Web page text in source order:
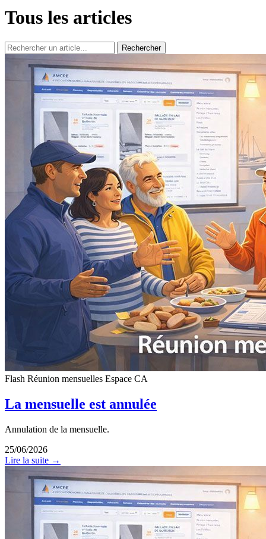
Tous les articles
Rechercher
Flash Réunion mensuelles Espace CA
La mensuelle est annulée
Annulation de la mensuelle.
25/06/2026
Lire la suite →